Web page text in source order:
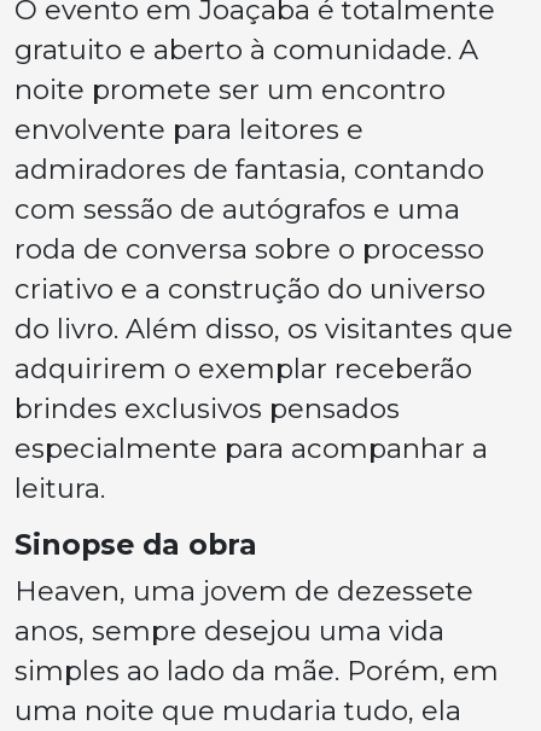
O evento em Joaçaba é totalmente
gratuito e aberto à comunidade. A
noite promete ser um encontro
envolvente para leitores e
admiradores de fantasia, contando
com sessão de autógrafos e uma
roda de conversa sobre o processo
criativo e a construção do universo
do livro. Além disso, os visitantes que
adquirirem o exemplar receberão
brindes exclusivos pensados
especialmente para acompanhar a
leitura.
Sinopse da obra
Heaven, uma jovem de dezessete
anos, sempre desejou uma vida
simples ao lado da mãe. Porém, em
uma noite que mudaria tudo, ela